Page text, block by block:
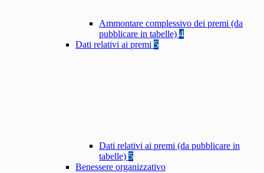
Ammontare complessivo dei premi (da
pubblicare in tabelle) 4
Dati relativi ai premi 5
Dati relativi ai premi (da pubblicare in
tabelle) 5
Benessere organizzativo